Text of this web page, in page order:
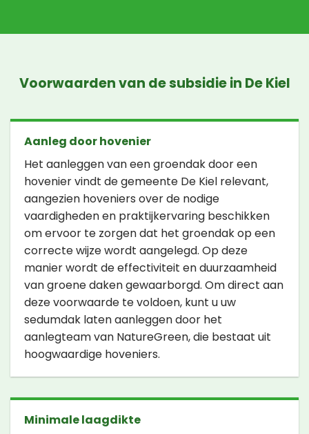
Voorwaarden van de subsidie in De Kiel
Aanleg door hovenier
Het aanleggen van een groendak door een
hovenier vindt de gemeente De Kiel relevant,
aangezien hoveniers over de nodige
vaardigheden en praktijkervaring beschikken
om ervoor te zorgen dat het groendak op een
correcte wijze wordt aangelegd. Op deze
manier wordt de effectiviteit en duurzaamheid
van groene daken gewaarborgd. Om direct aan
deze voorwaarde te voldoen, kunt u uw
sedumdak laten aanleggen door het
aanlegteam van NatureGreen, die bestaat uit
hoogwaardige hoveniers.
Minimale laagdikte